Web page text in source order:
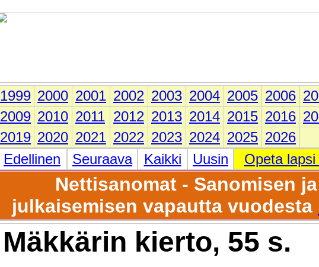
1999 2000 2001 2002 2003 2004 2005 2006
2009 2010 2011 2012 2013 2014 2015 2016
2019 2020 2021 2022 2023 2024 2025 2026
Edellinen
Seuraava Kaikki Uusin Opeta
Nettisanomat - Sanomisen ja
julkaisemisen vapautta vuodesta
Mäkkärin kierto, 55 s.